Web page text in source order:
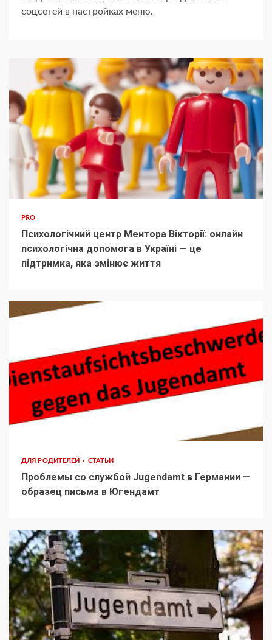
соцсетей в настройках меню.
PRO
Психологічний центр Ментора Вікторії: онлайн
психологічна допомога в Україні — це
підтримка, яка змінює життя
ДЛЯ РОДИТЕЛЕЙ СТАТЬИ
Проблемы со службой Jugendamt в Германии —
образец письма в Югендамт